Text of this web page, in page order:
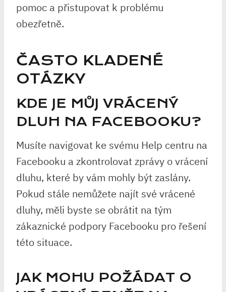
pomoc a přistupovat k problému
obezřetně.
ČASTO KLADENÉ
OTÁZKY
KDE JE MŮJ VRÁCENÝ
DLUH NA FACEBOOKU?
Musíte navigovat ke svému Help centru na
Facebooku a zkontrolovat zprávy o vrácení
dluhu, které by vám mohly být zaslány.
Pokud stále nemůžete najít své vrácené
dluhy, měli byste se obrátit na tým
zákaznické podpory Facebooku pro řešení
této situace.
JAK MOHU POŽÁDAT O